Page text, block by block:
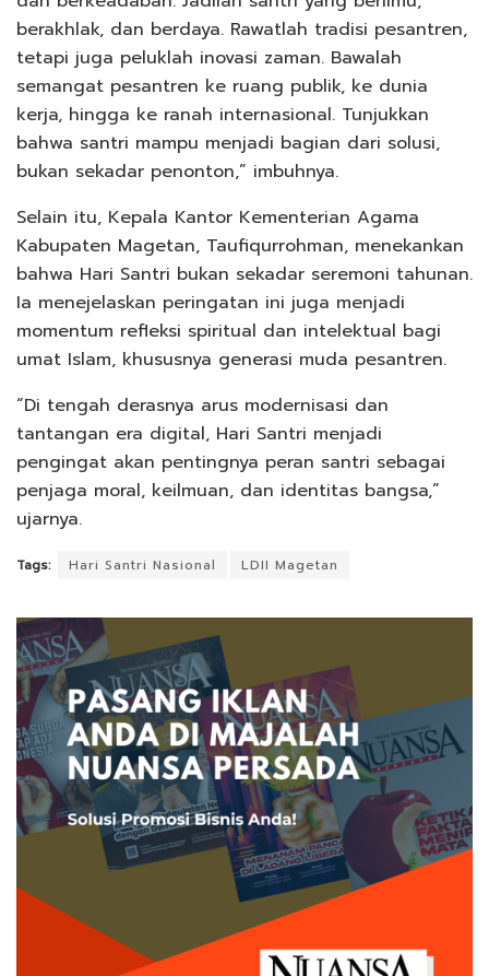
berakhlak, dan berdaya. Rawatlah tradisi pesantren,
tetapi juga peluklah inovasi zaman. Bawalah
semangat pesantren ke ruang publik, ke dunia
kerja, hingga ke ranah internasional. Tunjukkan
bahwa santri mampu menjadi bagian dari solusi,
bukan sekadar penonton,” imbuhnya.
Selain itu, Kepala Kantor Kementerian Agama
Kabupaten Magetan, Taufiqurrohman, menekankan
bahwa Hari Santri bukan sekadar seremoni tahunan.
Ia menejelaskan peringatan ini juga menjadi
momentum refleksi spiritual dan intelektual bagi
umat Islam, khususnya generasi muda pesantren.
“Di tengah derasnya arus modernisasi dan
tantangan era digital, Hari Santri menjadi
pengingat akan pentingnya peran santri sebagai
penjaga moral, keilmuan, dan identitas bangsa,”
ujarnya.
Tags: Hari Santri Nasional LDII Magetan